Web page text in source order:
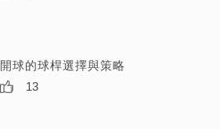
開球的球桿選擇與策略
13